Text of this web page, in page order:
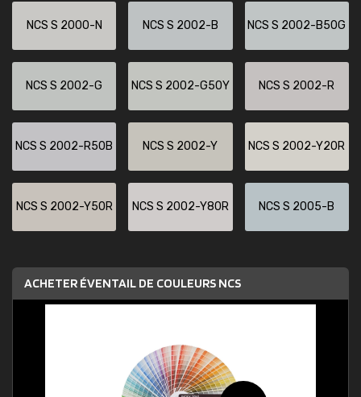
NCS S 2000-N NCS S 2002-B NCS S 2002-B50G
NCS S 2002-G NCS S 2002-G50Y NCS S 2002-R
NCS S 2002-R50B NCS S 2002-Y NCS S 2002-Y20R
NCS S 2002-Y50R NCS S 2002-Y80R NCS S 2005-B
ACHETER ÉVENTAIL DE COULEURS NCS